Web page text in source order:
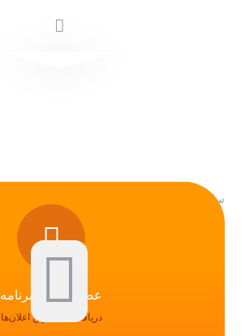
سلام رایانه
عضویت در خبرنامه
دریافت جدید ترین اعلان‌ها